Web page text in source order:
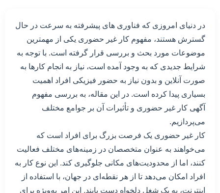
در دنیای امروزی که فناوری های پیشرفته به سرعت در حال
گسترش هستند، مفهوم کار غیر حضوری یکی از مهمترین
موضوعات مورد بحث و بررسی قرار گرفته است. با توجه به
شرایط جدیدی که به وجود آمده است، نیاز به انجام کارها به
صورت آنلاین و بدون نیاز به حضور فیزیکی افراد اهمیت
بسیاری پیدا کرده است. در این مقاله، به بررسی مفهوم
آگهی کار غیر حضوری و تأثیرات آن بر جوامع مختلف
می‌پردازیم.
کار غیر حضوری یک فرصت بزرگ برای افراد است که
می‌خواهند به عنوان متخصصان در زمینه‌های مختلف فعالیت
کنند، اما از محدودیت‌های مکانی جلوگیری کند. این نوع کار به
افراد امکان می‌دهد تا از هر نقطه‌ای در جهان، با استفاده از
اینترنت، به یک شغل دلخواه دست یابند. این امر به‌ویژه برای